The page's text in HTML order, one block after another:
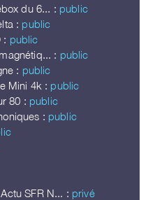
du 6... : public
: public
: public
: public
: public
Mini 4k : public
80 : public
: public
SFR N... : privé